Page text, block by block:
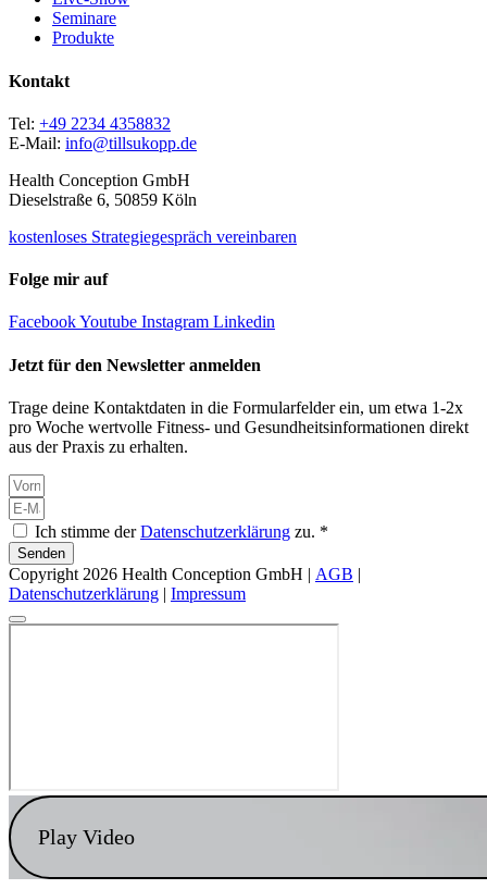
Seminare
Produkte
Kontakt
Tel: +49 2234 4358832
E-Mail: info@tillsukopp.de
Health Conception GmbH
Dieselstraße 6, 50859 Köln
kostenloses Strategiegespräch vereinbaren
Folge mir auf
FacebookYoutube Instagram Linkedin
Jetzt für den Newsletter anmelden
Trage deine Kontaktdaten in die Formularfelder ein, um etwa 1-2x
pro Woche wertvolle Fitness- und Gesundheitsinformationen direkt
aus der Praxis zu erhalten.
Ich stimme derDatenschutzerklärung zu. *
Senden
Copyright 2026 Health Conception GmbH | AGB |
Datenschutzerklärung | Impressum
Play Video